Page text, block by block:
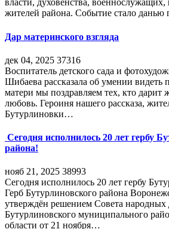
власти, духовенства,
жителей района. Событие стало данью
Дар материнского взгляда
дек 04, 2025 37316
Воспитатель детского сада и
Шибаева рассказала об умении видеть
матери мы поздравляем тех, кто дарит
любовь. Героиня нашего рассказа,
Бутурлиновки…
Сегодня исполнилось 20 лет гербу
района!
нояб 21, 2025 38993
Сегодня исполнилось 20 лет гербу
Герб Бутурлиновского района
утверждён решением Совета народных
Бутурлиновского муниципального
области от 21 ноября…